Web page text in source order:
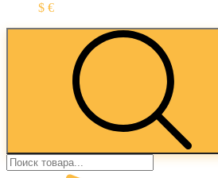
$ €